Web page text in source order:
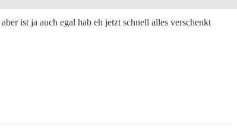
ist ja auch egal hab eh jetzt schnell alles verschenkt